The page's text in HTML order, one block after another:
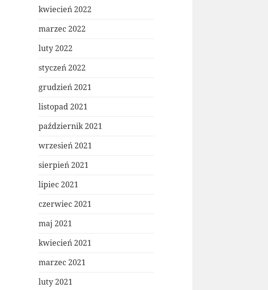
kwiecień 2022
marzec 2022
luty 2022
styczeń 2022
grudzień 2021
listopad 2021
październik 2021
wrzesień 2021
sierpień 2021
lipiec 2021
czerwiec 2021
maj 2021
kwiecień 2021
marzec 2021
luty 2021